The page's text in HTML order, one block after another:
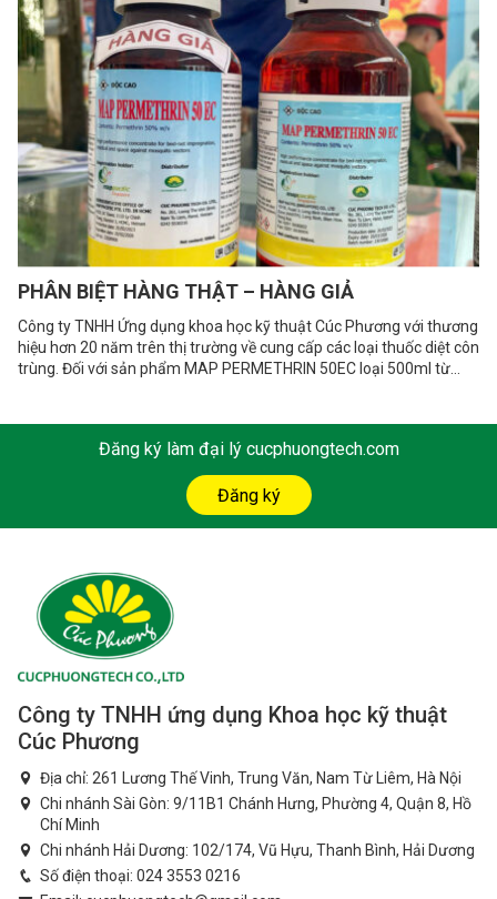
PHÂN BIỆT HÀNG THẬT – HÀNG GIẢ
Công ty TNHH Ứng dụng khoa học kỹ thuật Cúc Phương với thương
hiệu hơn 20 năm trên thị trường về cung cấp các loại thuốc diệt côn
trùng. Đối với sản phẩm MAP PERMETHRIN 50EC loại 500ml từ
Đăng ký làm đại lý cucphuongtech.com
Đăng ký
Công ty TNHH ứng dụng Khoa học kỹ thuật
Cúc Phương
Địa chỉ: 261 Lương Thế Vinh, Trung Văn, Nam Từ Liêm, Hà Nội
Chi nhánh Sài Gòn: 9/11B1 Chánh Hưng, Phường 4, Quận 8, Hồ
Chí Minh
Chi nhánh Hải Dương: 102/174, Vũ Hựu, Thanh Bình, Hải Dương
Số điện thoại: 024 3553 0216